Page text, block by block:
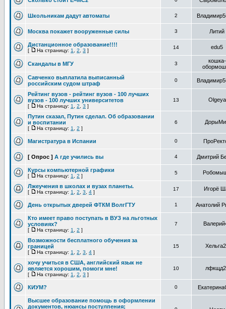
Школьникам дадут автоматы 2
Москва покажет вооруженные силы 3 Литий
Дистанционное образование!!!!
[ На страницу: 1 2 3 ]
14 edu5
Скандалы в МГУ 3
кошка-
Савченко выплатила выписанный
российским судом штраф
0
Рейтинг вузов - рейтинг вузов - 100 лучших
вузов - 100 лучших университетов
[ На страницу: 1 2 3 ]
13 Olgeya
Путин сказал, Путин сделал. Об образовании
и воспитании
[ На страницу: 1 2 ]
6
Магистратура в Испании 0
[ Опрос ] А где учились вы 4 Дмитрий
Курсы компьютерной графики
[ На страницу: 1 2 ]
5
Лжеучения в школах и вузах планеты.
[ На страницу: 1 2 3 4 ]
17 Игорё
День открытых дверей ФТКМ ВолгГТУ 1 Анатолий
Кто имеет право поступать в ВУЗ на льготных
условиях?
[ На страницу: 1 2 ]
7
Возможности бесплатного обучения за
границей
[ На страницу: 1 2 3 4 ]
15
хочу учиться в США, английский язык не
является хорошим, помоги мне!
[ На страницу: 1 2 3 ]
10
КИУМ? 0
Высшее образование помощь в оформлении
документов, нюансы постулпения;